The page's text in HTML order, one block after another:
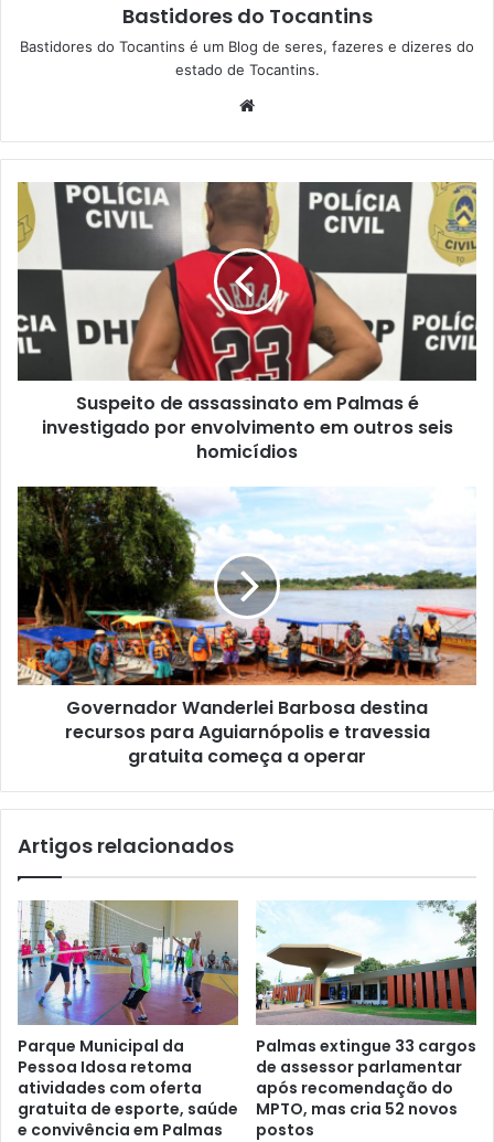
Bastidores do Tocantins
Bastidores do Tocantins é um Blog de seres, fazeres e dizeres do
estado de Tocantins.
b
s
t
e
Suspeito de assassinato em Palmas é
investigado por envolvimento em outros seis
homicídios
Governador Wanderlei Barbosa destina
recursos para Aguiarnópolis e travessia
gratuita começa a operar
Artigos relacionados
Parque Municipal da
Pessoa Idosa retoma
atividades com oferta
gratuita de esporte, saúde
e convivência em Palmas
Palmas extingue 33 cargos
de assessor parlamentar
após recomendação do
MPTO, mas cria 52 novos
postos